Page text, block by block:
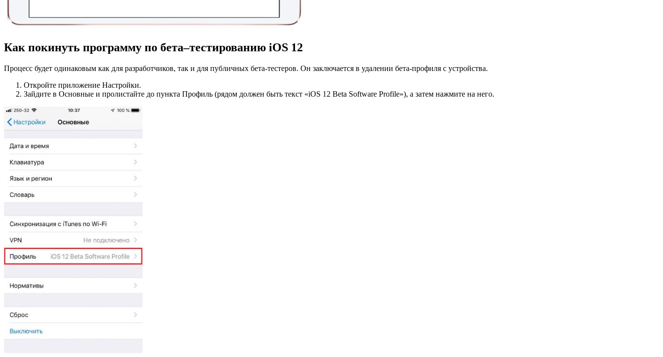
Как покинуть программу по бета–тестированию iOS 12
Процесс будет одинаковым как для разработчиков, так и для публичных бета-тестеров. Он заключается в удалении бета-профиля с устройства.
Откройте приложение Настройки.
Зайдите в Основные и пролистайте до пункта Профиль (рядом должен быть текст «iOS 12 Beta Software Profile»), а затем нажмите на него.